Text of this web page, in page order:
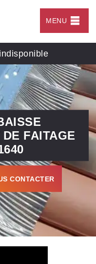
MENU
indisponible
FAITAGE
CONTACTER